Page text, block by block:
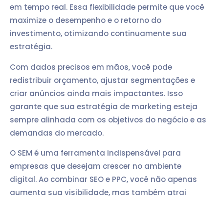
em tempo real. Essa flexibilidade permite que você
maximize o desempenho e o retorno do
investimento, otimizando continuamente sua
estratégia.
Com dados precisos em mãos, você pode
redistribuir orçamento, ajustar segmentações e
criar anúncios ainda mais impactantes. Isso
garante que sua estratégia de marketing esteja
sempre alinhada com os objetivos do negócio e as
demandas do mercado.
O SEM é uma ferramenta indispensável para
empresas que desejam crescer no ambiente
digital. Ao combinar SEO e PPC, você não apenas
aumenta sua visibilidade, mas também atrai